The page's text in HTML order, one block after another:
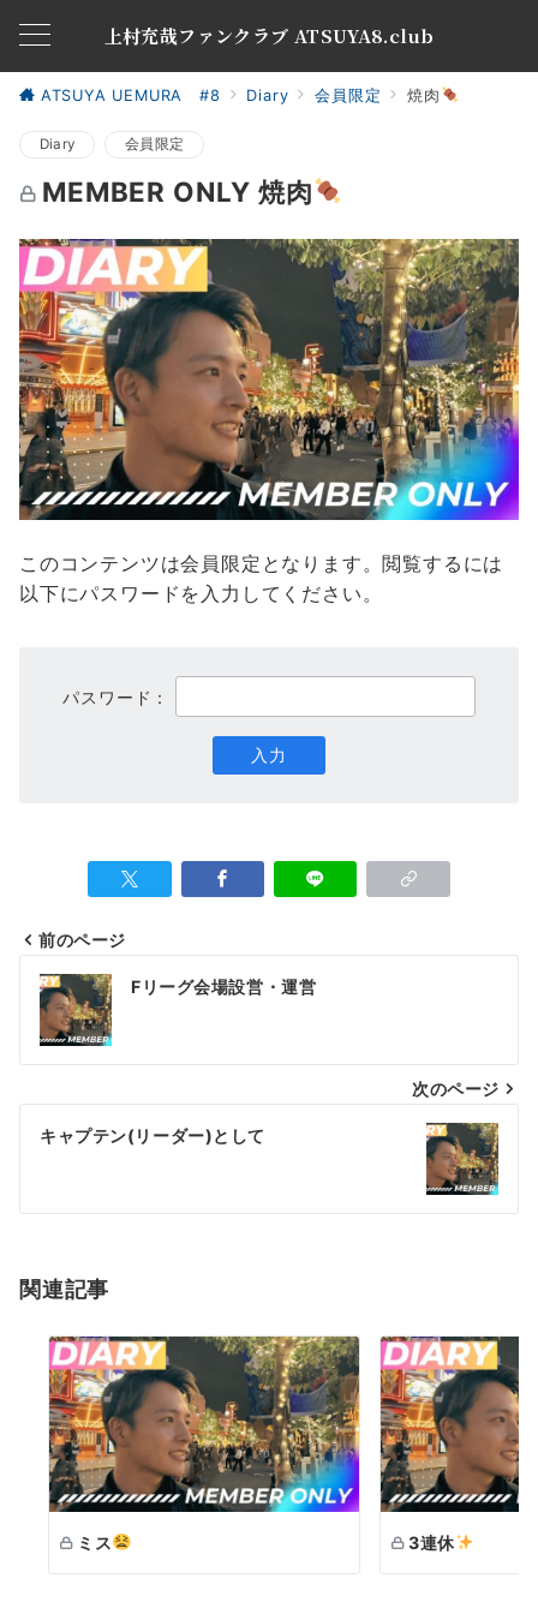
上村充哉ファンクラブ ATSUYA8.club
ATSUYA UEMURA #8 Diary 会員限定 焼肉
Diary 会員限定
MEMBER ONLY 焼肉
このコンテンツは会員限定となります。閲覧するには
以下にパスワードを入力してください。
パスワード：
投
稿
ナ
ビ
ゲ
シ
ン
前のページ
Fリーグ会場設営・運営
次のページ
キャプテン(リーダー)として
関連記事
ミス 3連休